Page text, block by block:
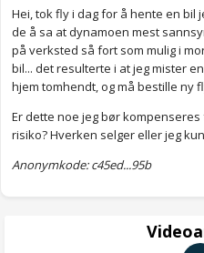
Hei, tok fly i dag for å hente en bil
de å sa at dynamoen mest
på verksted så fort som mulig i
bil... det resulterte i at jeg mister
hjem tomhendt, og må bestille ny
Er dette noe jeg bør
risiko? Hverken selger eller jeg
Anonymkode: c45ed...95b